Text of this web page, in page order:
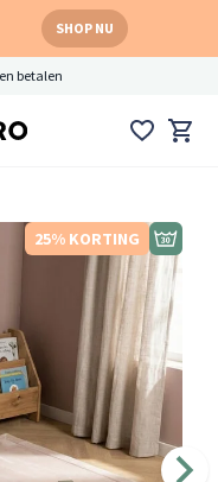
SHOP NU
betalen
25% KORTING